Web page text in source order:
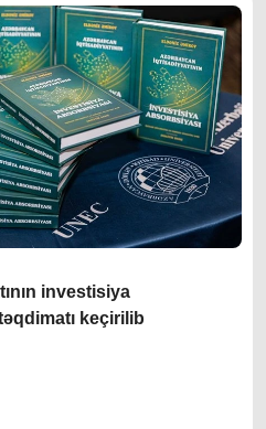
investisiya
keçirilib